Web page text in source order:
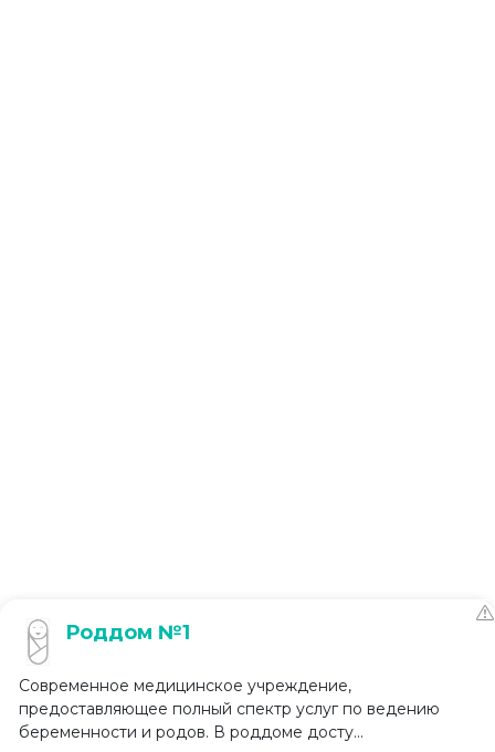
Роддом №1
Современное медицинское учреждение,
предоставляющее полный спектр услуг по ведению
беременности и родов. В роддоме досту...